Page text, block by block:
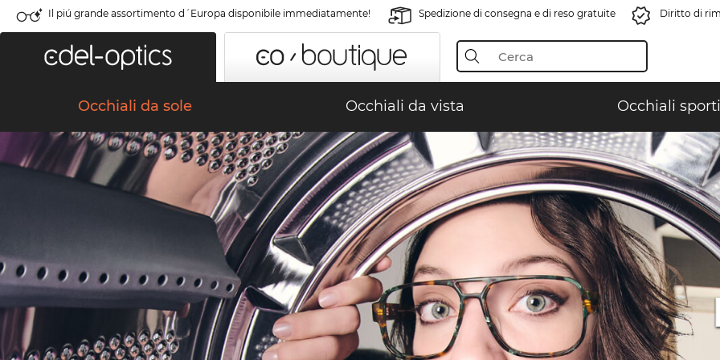
Il piú grande assortimento d´Europa disponibile immediatamente! Spedizione di consegna e di reso gratuite Diritto di
Occhiali da sole Occhiali da vista Occhiali